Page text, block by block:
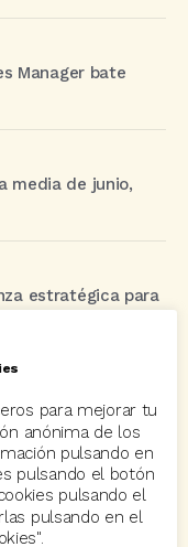
Manager bate
media de junio,
estratégica para
asisa autos
ayudas
para mejorar tu
anónima de los
pulsando en
pulsando el botón
pulsando el
pulsando en el